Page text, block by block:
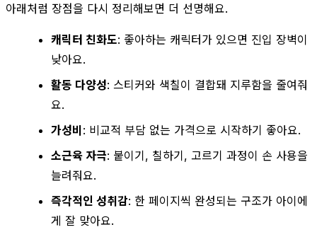
아래처럼 장점을 다시 정리해보면 더 선명해요.
캐릭터 친화도: 좋아하는 캐릭터가 있으면 진입 장벽이
낮아요.
활동 다양성: 스티커와 색칠이 결합돼 지루함을 줄여줘
요.
가성비: 비교적 부담 없는 가격으로 시작하기 좋아요.
소근육 자극: 붙이기, 칠하기, 고르기 과정이 손 사용을
늘려줘요.
즉각적인 성취감: 한 페이지씩 완성되는 구조가 아이에
게 잘 맞아요.